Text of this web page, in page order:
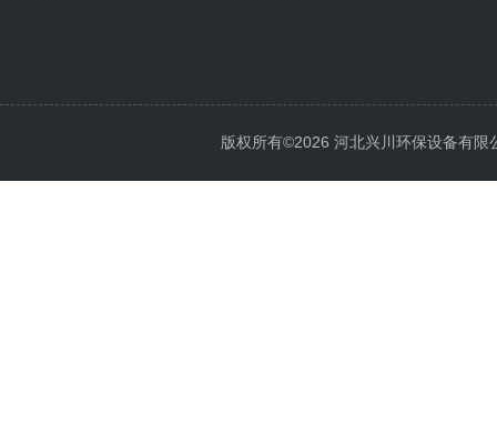
版权所有©2026 河北兴川环保设备有